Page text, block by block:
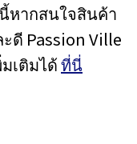
หากสนใจสินค้า
ดี Passion Ville
เติมได้ที่นี่